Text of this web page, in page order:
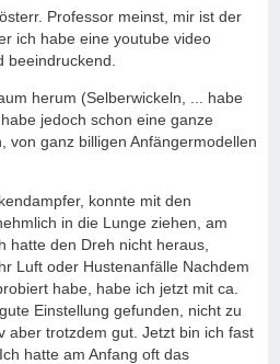
Professor meinst, mir ist der
ich habe eine youtube video
herum (Selberwickeln, ... habe
jedoch schon eine ganze
von ganz billigen Anfängermodellen
konnte mit den
in die Lunge ziehen, am
hatte den Dreh nicht heraus,
Luft oder Hustenanfälle Nachdem
habe, habe ich jetzt mit ca.
Einstellung gefunden, nicht zu
aber trotzdem gut. Jetzt bin ich fast
hatte am Anfang oft das